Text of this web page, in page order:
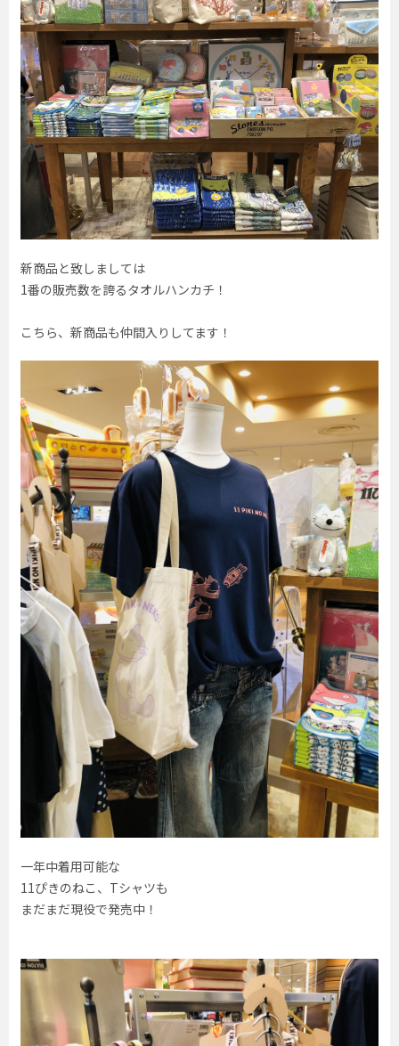
新商品と致しましては
1番の販売数を誇るタオルハンカチ！
こちら、新商品も仲間入りしてます！
一年中着用可能な
11ぴきのねこ、Tシャツも
まだまだ現役で発売中！